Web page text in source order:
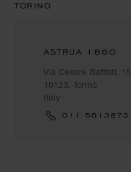
TORINO
ASTRUA 1860
Via Cesare Battisti, 15
10123, Torino
Italy
011 5613873